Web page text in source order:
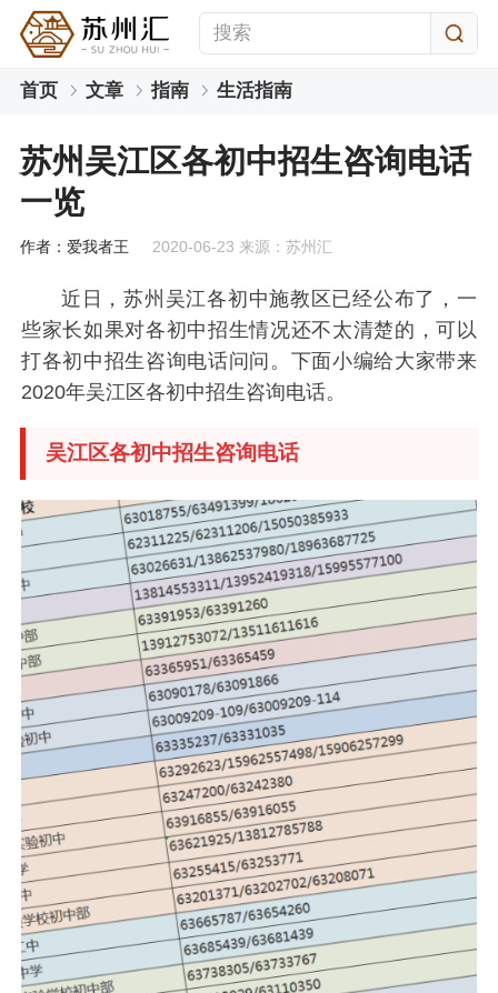
首页 文章 指南 生活指南
苏州吴江区各初中招生咨询电话
一览
作者：爱我者王 2020-06-23 来源：苏州汇
近日，苏州吴江各初中施教区已经公布了，一
些家长如果对各初中招生情况还不太清楚的，可以
打各初中招生咨询电话问问。下面小编给大家带来
2020年吴江区各初中招生咨询电话。
吴江区各初中招生咨询电话